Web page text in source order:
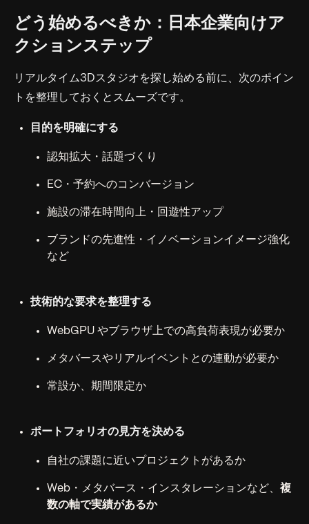
どう始めるべきか：日本企業向けア
クションステップ
リアルタイム3Dスタジオを探し始める前に、次のポイン
トを整理しておくとスムーズです。
目的を明確にする
認知拡大・話題づくり
EC・予約へのコンバージョン
施設の滞在時間向上・回遊性アップ
ブランドの先進性・イノベーションイメージ強化
など
技術的な要求を整理する
WebGPU やブラウザ上での高負荷表現が必要か
メタバースやリアルイベントとの連動が必要か
常設か、期間限定か
ポートフォリオの見方を決める
自社の課題に近いプロジェクトがあるか
Web・メタバース・インスタレーションなど、 複
数の軸で実績があるか